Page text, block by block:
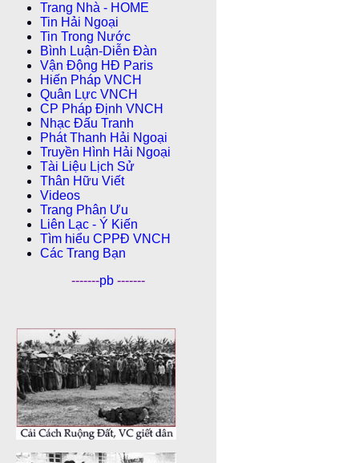
Trang Nhà - HOME
Tin Hải Ngoại
Tin Trong Nước
Bình Luận-Diễn Ðàn
Vận Động HĐ Paris
Hiến Pháp VNCH
Quân Lực VNCH
CP Pháp Ðịnh VNCH
Nhạc Đấu Tranh
Phát Thanh Hải Ngoại
Truyền Hình Hải Ngoại
Tài Liệu Lịch Sử
Thân Hữu Viết
Videos
Trang Phân Ưu
Liên Lạc - Ý Kiến
Tìm hiểu CPPÐ VNCH
Các Trang Bạn
-------pb -------